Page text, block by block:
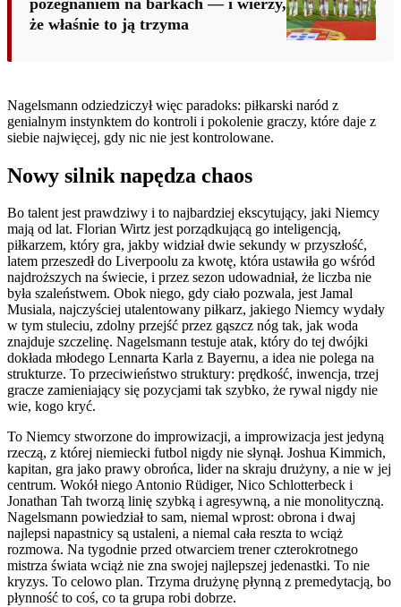
że właśnie to ją trzyma
Nagelsmann odziedziczył więc paradoks: piłkarski naród z
genialnym instynktem do kontroli i pokolenie graczy, które daje z
siebie najwięcej, gdy nic nie jest kontrolowane.
Nowy silnik napędza chaos
Bo talent jest prawdziwy i to najbardziej ekscytujący, jaki Niemcy
mają od lat. Florian Wirtz jest porządkującą go inteligencją,
piłkarzem, który gra, jakby widział dwie sekundy w przyszłość,
latem przeszedł do Liverpoolu za kwotę, która ustawiła go wśród
najdroższych na świecie, i przez sezon udowadniał, że liczba nie
była szaleństwem. Obok niego, gdy ciało pozwala, jest Jamal
Musiala, najczyściej utalentowany piłkarz, jakiego Niemcy wydały
w tym stuleciu, zdolny przejść przez gąszcz nóg tak, jak woda
znajduje szczelinę. Nagelsmann testuje atak, który do tej dwójki
dokłada młodego Lennarta Karla z Bayernu, a idea nie polega na
strukturze. To przeciwieństwo struktury: prędkość, inwencja, trzej
gracze zamieniający się pozycjami tak szybko, że rywal nigdy nie
wie, kogo kryć.
To Niemcy stworzone do improwizacji, a improwizacja jest jedyną
rzeczą, z której niemiecki futbol nigdy nie słynął. Joshua Kimmich,
kapitan, gra jako prawy obrońca, lider na skraju drużyny, a nie w jej
centrum. Wokół niego Antonio Rüdiger, Nico Schlotterbeck i
Jonathan Tah tworzą linię szybką i agresywną, a nie monolityczną.
Nagelsmann powiedział to sam, niemal wprost: obrona i dwaj
najlepsi napastnicy są ustaleni, a niemal cała reszta to wciąż
rozmowa. Na tygodnie przed otwarciem trener czterokrotnego
mistrza świata wciąż nie zna swojej najlepszej jedenastki. To nie
kryzys. To celowo plan. Trzyma drużynę płynną z premedytacją, bo
płynność to coś, co ta grupa robi dobrze.